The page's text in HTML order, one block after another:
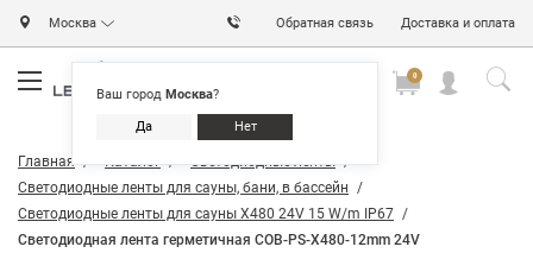
Москва
Ваш город Москва?
Да Нет
Обратная связь Доставка и оплата
0
Главная Каталог
Светодиодные ленты
Светодиодные ленты для сауны, бани, в бассейн
Светодиодные ленты для сауны X480 24V 15 W/m IP67
Светодиодная лента герметичная COB-PS-X480-12mm 24V